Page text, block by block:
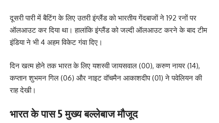
दूसरी पारी में बैटिंग के लिए उतरी इंग्लैंड को भारतीय गेंदबाजों ने 192 रनों पर
ऑलआउट कर दिया था। हालांकि इंग्लैंड को जल्दी ऑलआउट करने के बाद टीम
इंडिया ने भी 4 अहम विकेट गंवा दिए।
दिन खत्म होने तक भारत के लिए यशस्वी जायसवाल (00), करुण नायर (14),
कप्तान शुभमन गिल (06) और नाइट वॉचमैन आकाशदीप (01) ने पवेलियन की
राह देखी।
भारत के पास 5 मुख्य बल्लेबाज मौजूद